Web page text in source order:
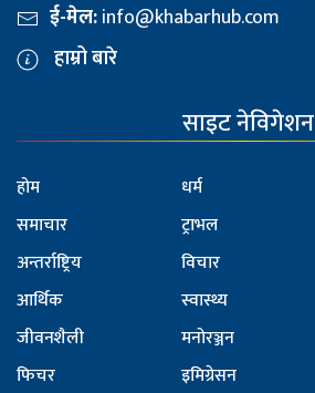
ई-मेल:info@khabarhub.com
हाम्रो बारे
साइट नेविगेशन
होम
समाचार
अन्तर्राष्ट्रिय
आर्थिक
जीवनशैली
फिचर
धर्म
ट्राभल
विचार
स्वास्थ्य
मनोरञ्जन
इमिग्रेसन